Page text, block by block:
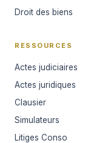
Droit des biens
RESSOURCES
Actes judiciaires
Actes juridiques
Clausier
Simulateurs
Litiges Conso